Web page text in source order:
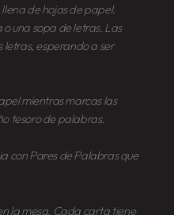
de hojas de papel.
una sopa de letras. Las
letras, esperando a ser
mientras marcas las
tesoro de palabras.
con Pares de Palabras que
la mesa. Cada carta tiene